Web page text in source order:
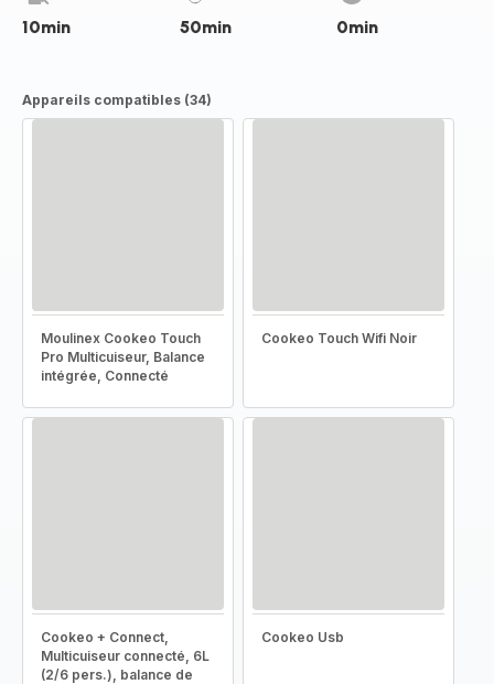
10min 50min 0min
Appareils compatibles (34)
Moulinex Cookeo Touch
Pro Multicuiseur, Balance
intégrée, Connecté
Cookeo Touch Wifi Noir
Cookeo + Connect,
Multicuiseur connecté, 6L
(2/6 pers.), balance de
Cookeo Usb